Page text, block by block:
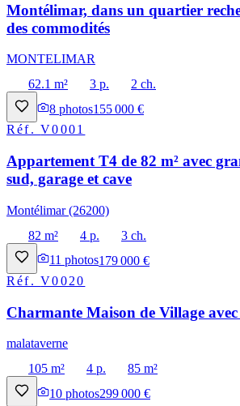
Montélimar, dans un quartier
des commodités
MONTELIMAR
62.1 m²
3 p.
2 ch.
8 photos155 000 €
Réf.V0001
Appartement T4 de 82 m² avec
sud, garage et cave
Montélimar (26200)
82 m²
4 p.
3 ch.
11 photos179 000 €
Réf.V0020
Charmante Maison de Village
malataverne
105 m²
4 p.
85 m²
10 photos299 000 €